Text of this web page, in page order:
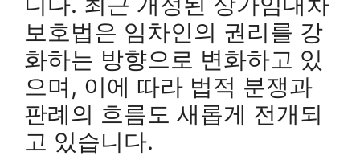
보호법은 임차인의 권리를 강
화하는 방향으로 변화하고 있
으며, 이에 따라 법적 분쟁과
판례의 흐름도 새롭게 전개되
고 있습니다.